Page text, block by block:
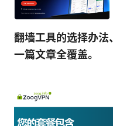
翻墙工具的选择办法
一篇文章全覆盖。